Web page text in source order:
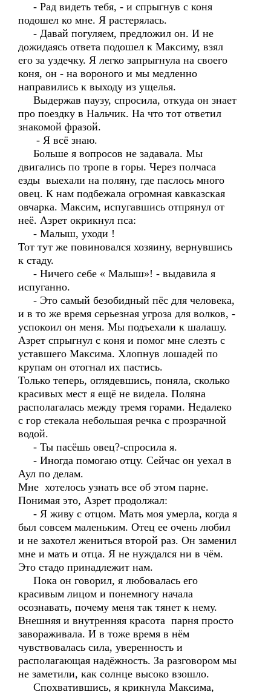
- Рад видеть тебя, - и спрыгнув с коня
подошел ко мне. Я растерялась.
- Давай погуляем, предложил он. И не
дожидаясь ответа подошел к Максиму, взял
его за уздечку. Я легко запрыгнула на своего
коня, он - на вороного и мы медленно
направились к выходу из ущелья.
Выдержав паузу, спросила, откуда он знает
про поездку в Нальчик. На что тот ответил
знакомой фразой.
- Я всё знаю.
Больше я вопросов не задавала. Мы
двигались по тропе в горы. Через полчаса
езды выехали на поляну, где паслось много
овец. К нам подбежала огромная кавказская
овчарка. Максим, испугавшись отпрянул от
неё. Азрет окрикнул пса:
- Малыш, уходи !
Тот тут же повиновался хозяину, вернувшись
к стаду.
- Ничего себе « Малыш»! - выдавила я
испуганно.
- Это самый безобидный пёс для человека,
и в то же время серьезная угроза для волков, -
успокоил он меня. Мы подъехали к шалашу.
Азрет спрыгнул с коня и помог мне слезть с
уставшего Максима. Хлопнув лошадей по
крупам он отогнал их пастись.
Только теперь, оглядевшись, поняла, сколько
красивых мест я ещё не видела. Поляна
располагалась между тремя горами. Недалеко
с гор стекала небольшая речка с прозрачной
водой.
- Ты пасёшь овец?-спросила я.
- Иногда помогаю отцу. Сейчас он уехал в
Аул по делам.
Мне хотелось узнать все об этом парне.
Понимая это, Азрет продолжал:
- Я живу с отцом. Мать моя умерла, когда я
был совсем маленьким. Отец ее очень любил
и не захотел жениться второй раз. Он заменил
мне и мать и отца. Я не нуждался ни в чём.
Это стадо принадлежит нам.
Пока он говорил, я любовалась его
красивым лицом и понемногу начала
осознавать, почему меня так тянет к нему.
Внешняя и внутренняя красота парня просто
завораживала. И в тоже время в нём
чувствовалась сила, уверенность и
располагающая надёжность. За разговором мы
не заметили, как солнце высоко взошло.
Спохватившись, я крикнула Максима,